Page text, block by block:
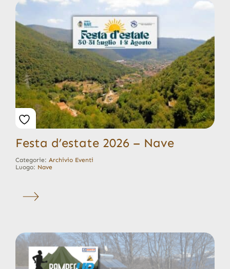
Festa d’estate 2026 – Nave
Categorie: Archivio Eventi
Luogo: Nave